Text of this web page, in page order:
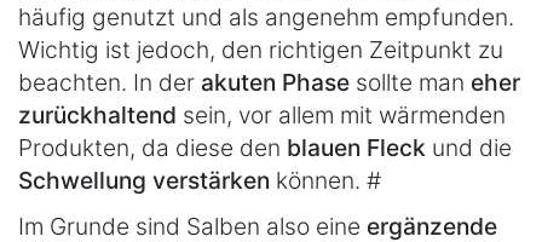
häufig genutzt und als angenehm empfunden.
Wichtig ist jedoch, den richtigen Zeitpunkt zu
beachten. In der akuten Phase sollte man eher
zurückhaltend sein, vor allem mit wärmenden
Produkten, da diese den blauen Fleck und die
Schwellung verstärken können. #
Im Grunde sind Salben also eine ergänzende